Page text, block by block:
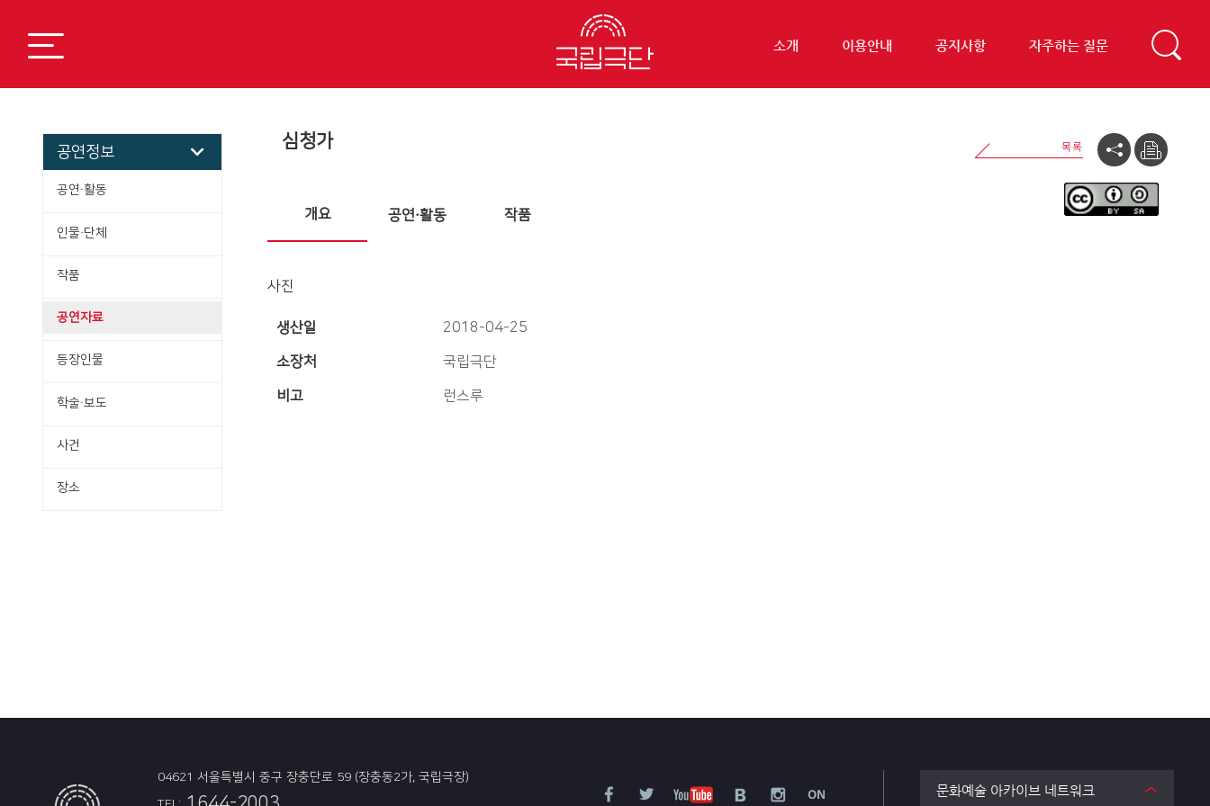
소개 이용안내 공지사항 자주하는 질문
공연정보
공연·활동
인물·단체
작품
공연자료
등장인물
학술·보도
사건
장소
심청가
개요 공연·활동 작품
사진
생산일 2018-04-25
소장처 국립극단
비고 런스루
04621 서울특별시 중구 장충단로 59 (장충동2가, 국립극장)
문화예술 아카이브 네트워크